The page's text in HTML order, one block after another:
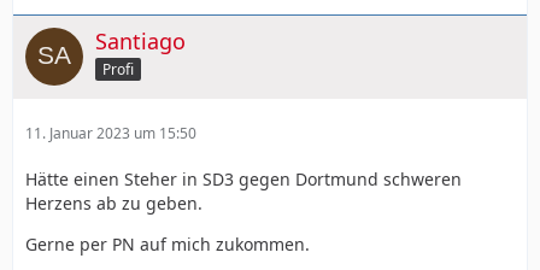
Santiago
Profi
11. Januar 2023 um 15:50
Hätte einen Steher in SD3 gegen Dortmund schweren
Herzens ab zu geben.
Gerne per PN auf mich zukommen.